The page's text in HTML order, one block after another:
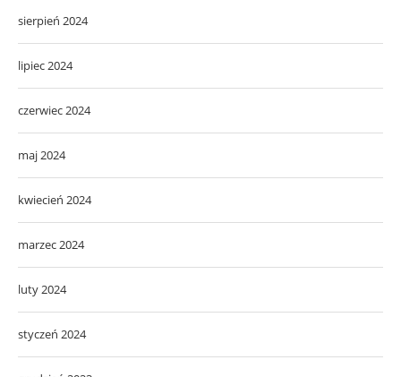
sierpień 2024
lipiec 2024
czerwiec 2024
maj 2024
kwiecień 2024
marzec 2024
luty 2024
styczeń 2024